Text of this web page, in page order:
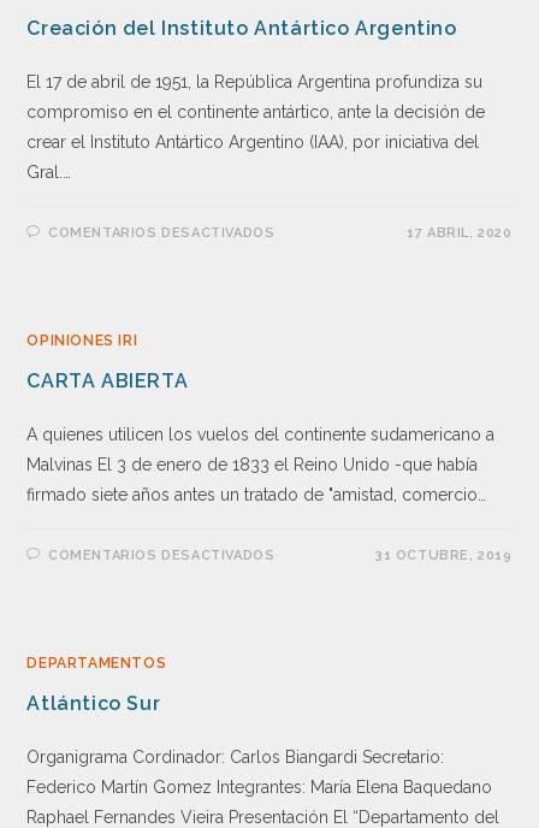
Creación del Instituto Antártico Argentino
El 17 de abril de 1951, la República Argentina profundiza su
compromiso en el continente antártico, ante la decisión de
crear el Instituto Antártico Argentino (IAA), por iniciativa del
Gral.…
COMENTARIOS DESACTIVADOS 17 ABRIL, 2020
OPINIONES IRI
CARTA ABIERTA
A quienes utilicen los vuelos del continente sudamericano a
Malvinas El 3 de enero de 1833 el Reino Unido -que había
firmado siete años antes un tratado de "amistad, comercio…
COMENTARIOS DESACTIVADOS 31 OCTUBRE, 2019
DEPARTAMENTOS
Atlántico Sur
Organigrama Cordinador: Carlos Biangardi Secretario:
Federico Martín Gomez Integrantes: María Elena Baquedano
Raphael Fernandes Vieira Presentación El “Departamento del